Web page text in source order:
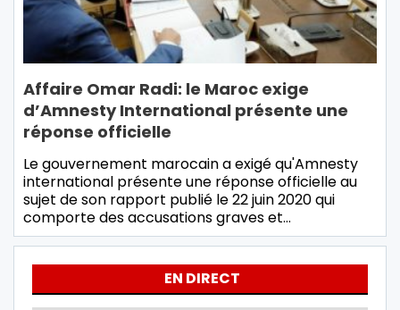
Affaire Omar Radi: le Maroc exige
d’Amnesty International présente une
réponse officielle
Le gouvernement marocain a exigé qu'Amnesty
international présente une réponse officielle au
sujet de son rapport publié le 22 juin 2020 qui
comporte des accusations graves et…
EN DIRECT